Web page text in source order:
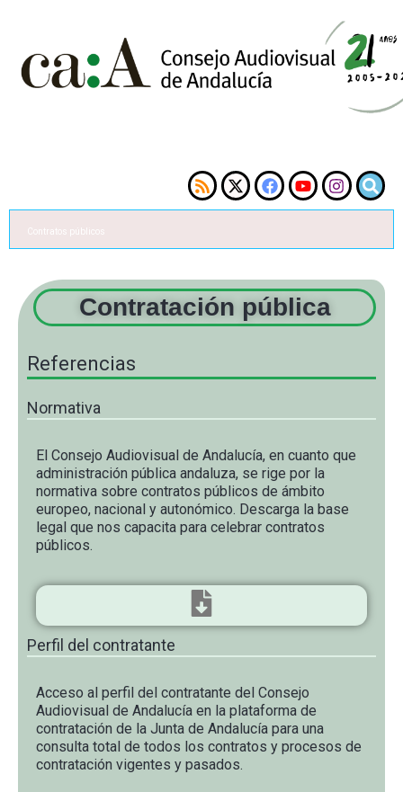
Contratos públicos
Contratación pública
Referencias
Normativa
El Consejo Audiovisual de Andalucía, en cuanto que
administración pública andaluza, se rige por la
normativa sobre contratos públicos de ámbito
europeo, nacional y autonómico. Descarga la base
legal que nos capacita para celebrar contratos
públicos.
Perfil del contratante
Acceso al perfil del contratante del Consejo
Audiovisual de Andalucía en la plataforma de
contratación de la Junta de Andalucía para una
consulta total de todos los contratos y procesos de
contratación vigentes y pasados.